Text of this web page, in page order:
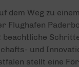
dem Weg zu einem
Flughafen
und
stellt eine